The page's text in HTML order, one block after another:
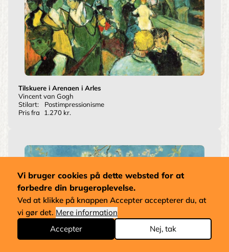
Tilskuere i Arenaen i Arles
Vincent van Gogh
Stilart:
Postimpressionisme
Pris fra
1.270 kr.
Vi bruger cookies på dette websted for at
forbedre din brugeroplevelse.
Ved at klikke på knappen Accepter accepterer du, at
vi gør det. Mere information
Accepter
Nej, tak